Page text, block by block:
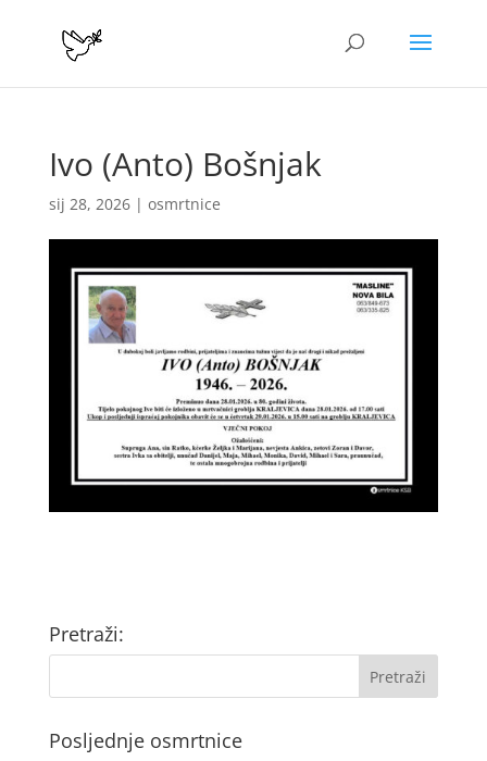
Ivo (Anto) Bošnjak
sij 28, 2026| osmrtnice
Pretraži:
Posljednje osmrtnice